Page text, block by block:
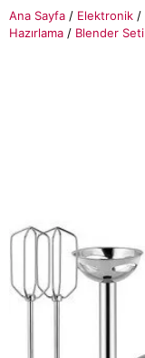
Ana Sayfa / Elektronik /
Hazırlama / Blender Seti